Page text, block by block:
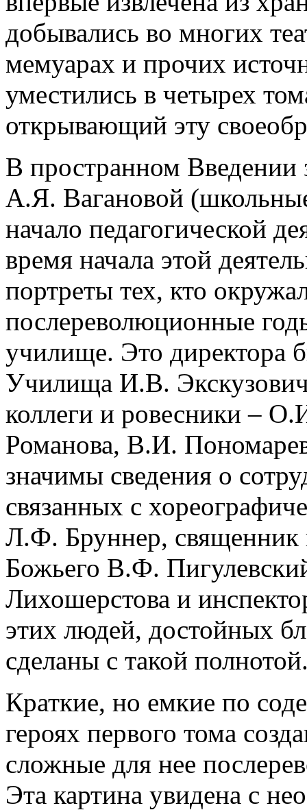
добывались во многих
мемуарах и прочих
уместились в четырех
открывающий эту
В пространном Введении
А.Я. Вагановой
начало педагогической
время начала этой
портреты тех, кто
послереволюционные
училище. Это директора
Училища И.В.
коллеги и ровесники –
Романова, В.И.
значимы сведения о
связанных с
Л.Ф. Бруннер, священник
Божьего В.Ф.
Лихошерстова и
этих людей, достойных
сделаны с такой
Краткие, но емкие по
героях первого тома
сложные для нее
Эта картина увидена с